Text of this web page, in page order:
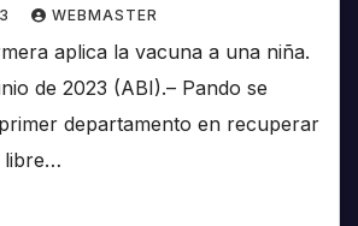
WEBMASTER
aplica la vacuna a una niña.
de 2023 (ABI).– Pando se
departamento en recuperar
libre…